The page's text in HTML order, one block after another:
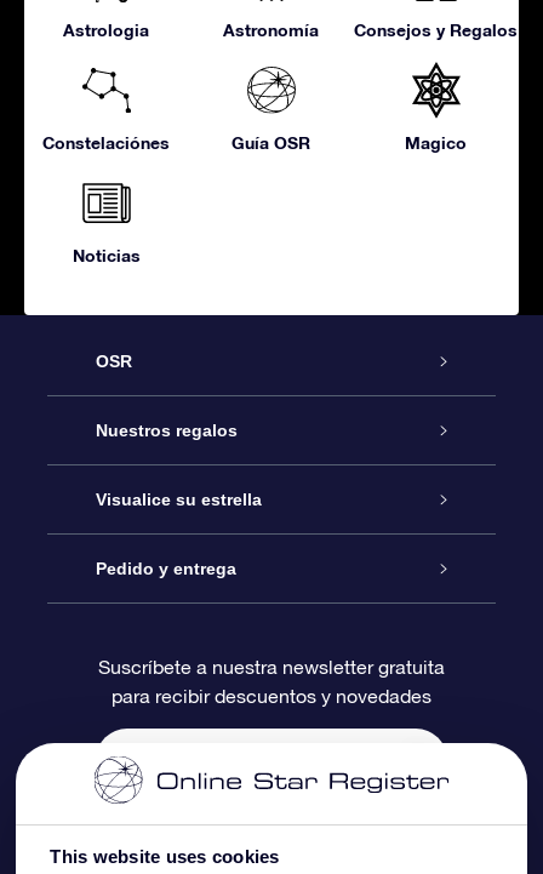
This website uses cookies
Astrologia Astronomía Consejos y Regalos
Constelaciónes Guía OSR Magico
Noticias
OSR
Atención
Contáctanos
Blog
Reseñas
Nuestros regalos
Regalo Estrella Online
Paquete de Regalo OSR
Tarjeta de Regalo OSR
Regalos empresariales
Visualice su estrella
Registro estelar
Página de Estrella Personalizada
Un Millón de Estrellas
Pedido y entrega
Información de Pago
Información de Envío
Suscríbete a nuestra newsletter gratuita
para recibir descuentos y novedades